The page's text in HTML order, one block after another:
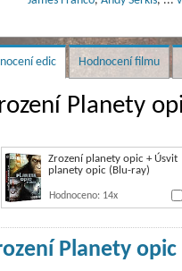
edic Hodnocení filmu
Planety
Zrození planety opic + Úsvit
planety opic (Blu-ray)
Hodnoceno: 14x
Planety opic